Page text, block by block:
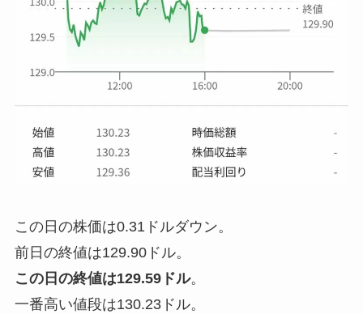
この日の株価は0.31ドルダウン。
前日の終値は129.90ドル。
この日の終値は129.59ドル。
一番高い値段は130.23ドル。